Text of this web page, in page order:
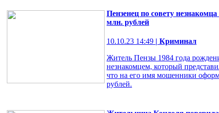
Пензенец по совету
млн. рублей
10.10.23 14:49 | Криминал
Житель Пензы 1984 года
незнакомцем, который
что на его имя мошенники
рублей.